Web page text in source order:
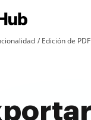
Edición de